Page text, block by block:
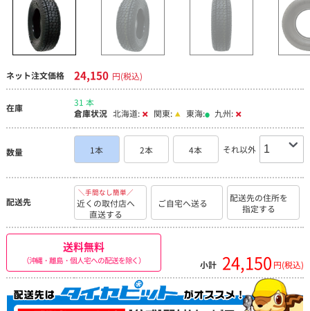
ネット注文価格 24,150 円(税込)
在庫
31 本
倉庫状況 北海道: 関東: 東海: 九州:
数量 1本 2本 4本 それ以外
配送先
＼手間なし簡単／
近くの取付店へ
直送する
ご自宅へ送る
配送先の住所を
指定する
送料無料
（沖縄・離島・個人宅への配送を除く） 小計 24,150 円(税込)